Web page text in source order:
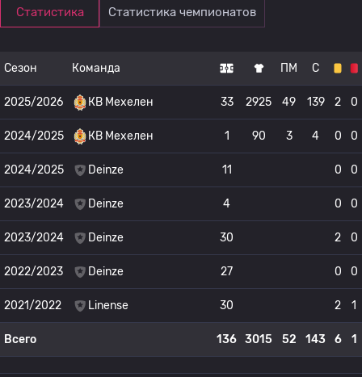
Статистика Статистика чемпионатов
Сезон Команда ПМ С
2025/2026 КВ Мехелен 33 2925 49 139 2 0
2024/2025 КВ Мехелен 1 90 3 4 0 0
2024/2025 Deinze 11 0 0
2023/2024 Deinze 4 0 0
2023/2024 Deinze 30 2 0
2022/2023 Deinze 27 0 0
2021/2022 Linense 30 2 1
Всего 136 3015 52 143 6 1